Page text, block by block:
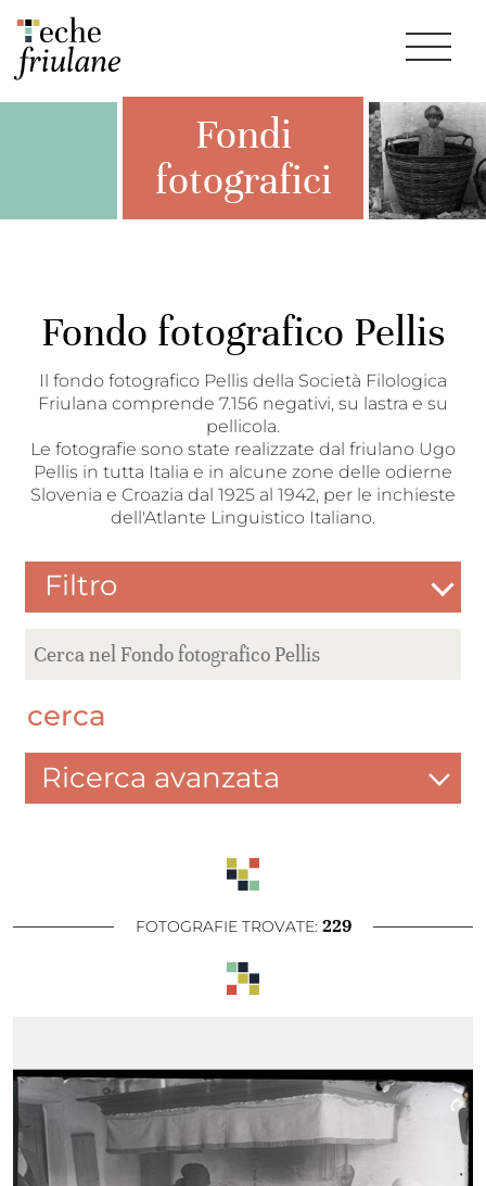
Fondi
fotografici
Fondo fotografico Pellis
Il fondo fotografico Pellis della Società Filologica
Friulana comprende 7.156 negativi, su lastra e su
pellicola.
Le fotografie sono state realizzate dal friulano Ugo
Pellis in tutta Italia e in alcune zone delle odierne
Slovenia e Croazia dal 1925 al 1942, per le inchieste
dell'Atlante Linguistico Italiano.
Filtro
cerca
Ricerca avanzata
FOTOGRAFIE TROVATE: 229